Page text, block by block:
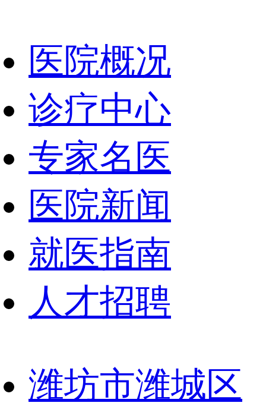
医院概况
诊疗中心
专家名医
医院新闻
就医指南
人才招聘
潍坊市潍城区